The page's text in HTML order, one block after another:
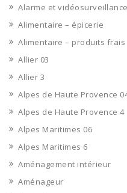
Alarme et vidéosurveillance
Alimentaire – épicerie
Alimentaire – produits frais
Allier 03
Allier 3
Alpes de Haute Provence
Alpes de Haute Provence 4
Alpes Maritimes 06
Alpes Maritimes 6
Aménagement intérieur
Aménageur